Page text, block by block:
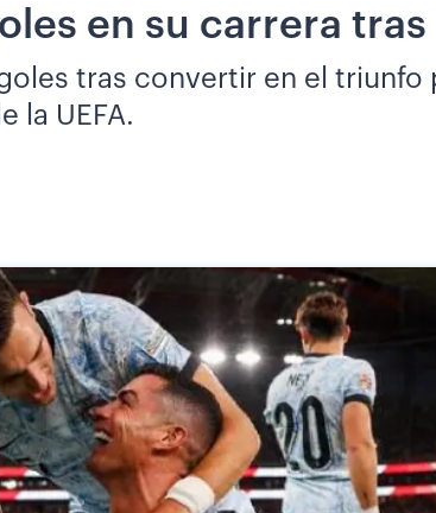
en su carrera
tras convertir en el triunfo
la UEFA.